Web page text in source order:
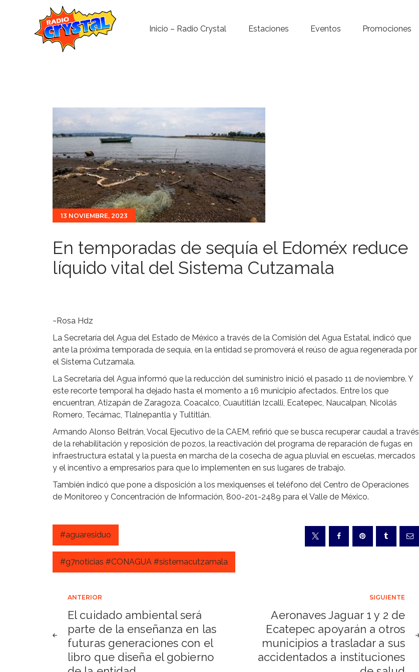
Inicio – Radio Crystal Estaciones Eventos Promociones
Noticias
Para ti
Contacto
13 NOVIEMBRE, 2023
En temporadas de sequía el Edoméx reduce
líquido vital del Sistema Cutzamala
~Rosa Hdz
La Secretaría del Agua del Estado de México a través de la Comisión del Agua Estatal, indicó que
ante la próxima temporada de sequía, en la entidad se promoverá el reúso de agua regenerada por
el Sistema Cutzamala.
La Secretaría del Agua informó que la reducción del suministro inició el pasado 11 de noviembre. Y
este recorte temporal ha dejado hasta el momento a 16 municipio afectados. Entre los que
encuentran, Atizapán de Zaragoza, Coacalco, Cuautitlán Izcalli, Ecatepec, Naucalpan, Nicolás
Romero, Tecámac, Tlalnepantla y Tultitlán.
Armando Alonso Beltrán, Vocal Ejecutivo de la CAEM, refirió que se busca recuperar caudal a través
de la rehabilitación y reposición de pozos, la reactivación del programa de reparación de fugas en
infraestructura estatal y la puesta en marcha de la cosecha de agua pluvial en escuelas, mercados
y el incentivo a empresarios para que lo implementen en sus lugares de trabajo.
También indicó que pone a disposición a los mexiquenses el teléfono del Centro de Operaciones
de Monitoreo y Concentración de Información, 800-201-2489 para el Valle de México.
#aguaresiduo
#g7noticias #CONAGUA #sistemacutzamala
Navegación
de
entradas
ANTERIOR
El cuidado ambiental será
parte de la enseñanza en las
futuras generaciones con el
libro que diseña el gobierno
SIGUIENTE
Aeronaves Jaguar 1 y 2 de
Ecatepec apoyarán a otros
municipios a trasladar a sus
accidentados a instituciones